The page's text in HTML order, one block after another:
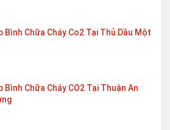
Bình Chữa Cháy Co2 Tại Thủ Dầu Một
Bình Chữa Cháy CO2 Tại Thuận An